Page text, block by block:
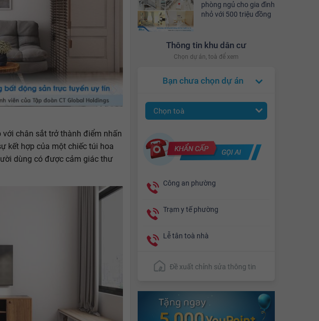
phòng ngủ cho gia đình
nhỏ với 500 triệu đồng
Thông tin khu dân cư
Chọn dự án, toà để xem
Bạn chưa chọn dự án
Chọn toà
Công an phường
Trạm y tế phường
Lễ tân toà nhà
Đề xuất chỉnh sửa thông tin
với chân sắt trở thành điểm nhấn
kết hợp của một chiếc túi hoa
dùng có được cảm giác thư